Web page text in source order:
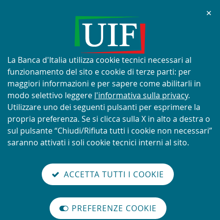
Tentativi di truffa con utilizzo
improprio del nome e del logo
della UIF
SCOPRI DI PIÙ
Cerca
nel
Organizzazione
Enzo Serata
✕
Informativa
sui
cookie:
La Banca d'Italia utilizza cookie tecnici necessari al
funzionamento del sito e cookie di terze parti: per
maggiori informazioni e per sapere come abilitarli in
modo selettivo leggere l'informativa sulla privacy.
Utilizzare uno dei seguenti pulsanti per esprimere la
propria preferenza. Se si clicca sulla X in alto a destra o
sul pulsante “Chiudi/Rifiuta tutti i cookie non necessari”
saranno attivati i soli cookie tecnici interni al sito.
ACCETTA TUTTI I COOKIE
PREFERENZE COOKIE